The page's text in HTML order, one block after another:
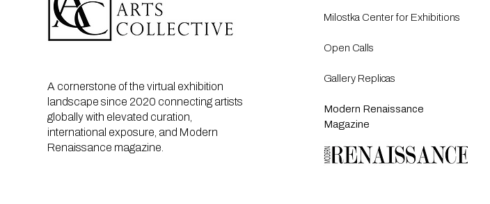
A cornerstone of the virtual exhibition
landscape since 2020 connecting artists
globally with elevated curation,
international exposure, and Modern
Renaissance magazine.
Milostka Center for Exhibitions
Open Calls​
Gallery Replicas
Modern Renaissance
Magazine